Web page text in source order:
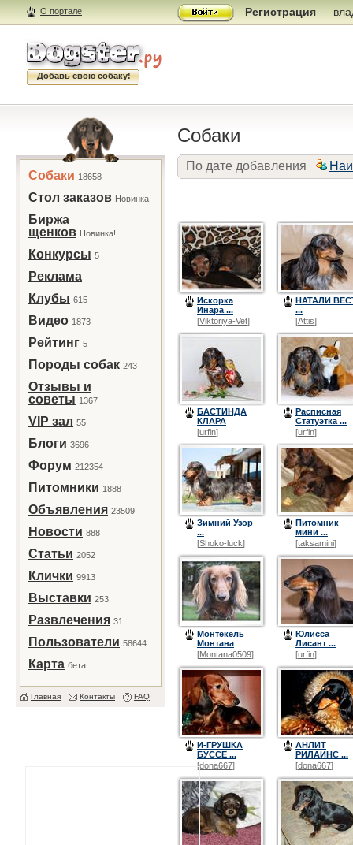
О портале Регистрация —
Добавь свою собаку!
Собаки 18658
Стол заказов Новинка!
Биржа
щенков Новинка!
Конкурсы 5
Реклама
Клубы 615
Видео 1873
Рейтинг 5
Породы собак 243
Отзывы и
советы 1367
VIP зал 55
Блоги 3696
Форум 212354
Питомники 1888
Объявления 23509
Новости 888
Статьи 2052
Клички 9913
Выставки 253
Развлечения 31
Пользователи 58644
Карта бета
Главная Контакты FAQ
Собаки
По дате добавления
Искорка
Инара ...
[Viktoriya-Vet]
НАТАЛИ
...
[Attis]
БАСТИНДА
КЛАРА
[urfin]
Расписная
Статуэтка ...
[urfin]
Зимний Узор
...
[Shoko-luck]
Питомник
мини ...
[taksamini]
Монтекель
Монтана
[Montana0509]
Юлисса
Лисант ...
[urfin]
И-ГРУШКА
БУCCЕ ...
[dona667]
АНЛИТ
РИЛАЙНС ...
[dona667]